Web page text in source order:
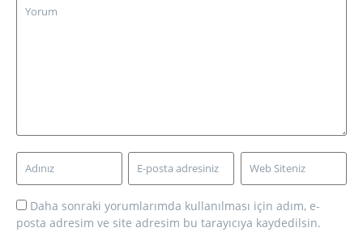
Daha sonraki yorumlarımda kullanılması için adım, e-
posta adresim ve site adresim bu tarayıcıya kaydedilsin.